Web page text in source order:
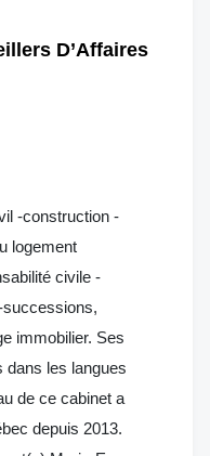
D’Affaires
-construction -
logement
civile -
successions,
immobilier. Ses
dans les langues
de ce cabinet a
depuis 2013.